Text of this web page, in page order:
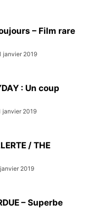
– Film rare
janvier 2019
: Un coup
janvier 2019
/ THE
2019
– Superbe